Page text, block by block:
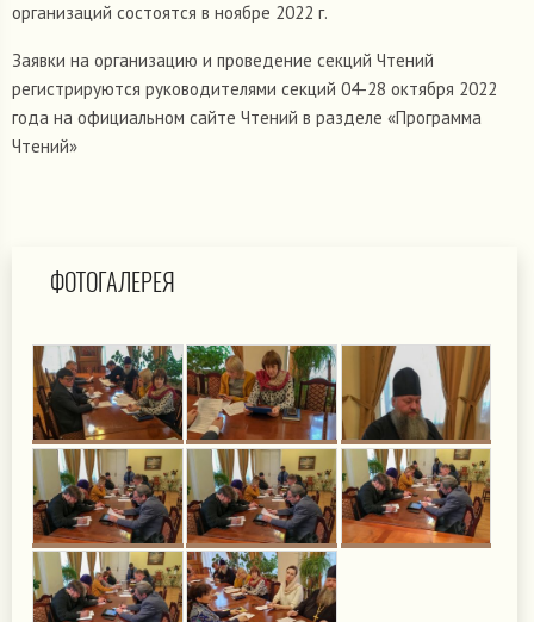
организаций состоятся в ноябре 2022 г.
Заявки на организацию и проведение секций Чтений
регистрируются руководителями секций 04-28 октября 2022
года на официальном сайте Чтений в разделе «Программа
Чтений»
ФОТОГАЛЕРЕЯ